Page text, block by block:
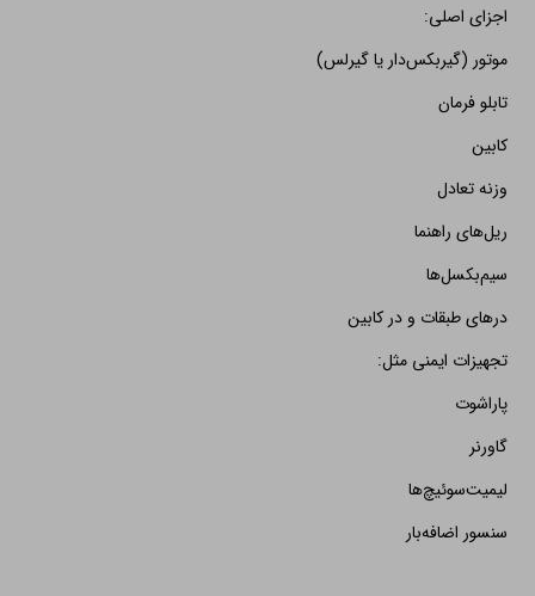
اجزای اصلی:
موتور (گیربکس‌دار یا گیرلس)
تابلو فرمان
کابین
وزنه تعادل
ریل‌های راهنما
سیم‌بکسل‌ها
درهای طبقات و در کابین
تجهیزات ایمنی مثل:
پاراشوت
گاورنر
لیمیت‌سوئیچ‌ها
سنسور اضافه‌بار